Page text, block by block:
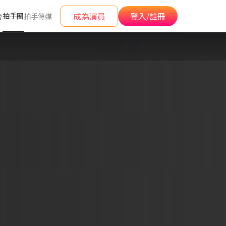
拍手圈拍手傳媒 成為演員 登入/註冊